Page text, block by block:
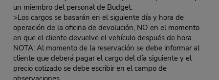
un miembro del personal de Budget.
>Los cargos se basarán en el siguiente día y hora de
operación de la oficina de devolución, NO en el momento
en que el cliente devuelve el vehículo después de hora.
NOTA: Al momento de la reservación se debe informar al
cliente que deberá pagar el cargo del día siguiente y el
precio cotizado se debe escribir en el campo de